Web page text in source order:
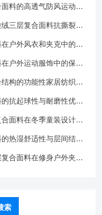
料的高透气防风运动服
三层复合面料抗撕裂与
户外风衣和夹克中的应
户外运动服饰中的保暖
构的功能性家居纺织品
抗起球性与耐磨性优化
面料在冬季童装设计中
热湿舒适性与层间结合
合面料在修身户外夹克
索